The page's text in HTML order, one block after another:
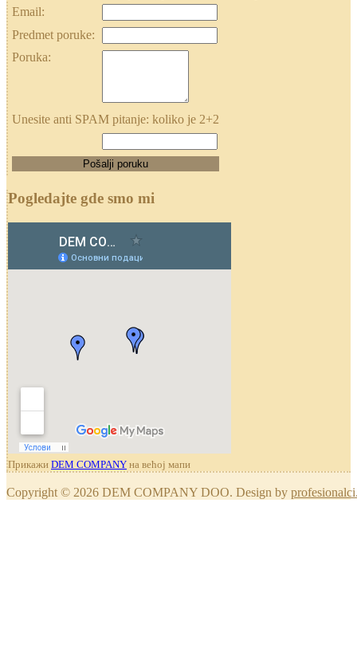
Email:
Predmet poruke:
Poruka:
Unesite anti SPAM pitanje: koliko je 2+2
Pogledajte gde smo mi
Прикажи DEM COMPANY на већој мапи
Copyright © 2026 DEM COMPANY DOO. Design by